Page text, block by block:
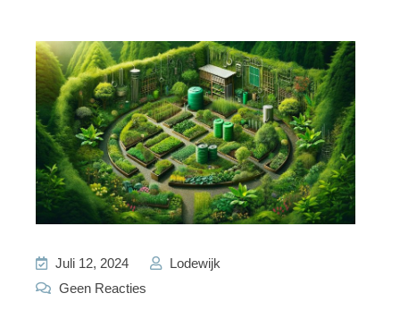
Juli 12, 2024
Lodewijk
Geen Reacties